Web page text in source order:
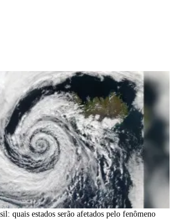
quais estados serão afetados pelo fenômeno